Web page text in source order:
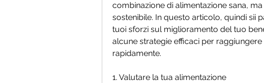
combinazione di alimentazione sana,
sostenibile. In questo articolo, quindi sii
tuoi sforzi sul miglioramento del tuo
alcune strategie efficaci per
rapidamente.
1. Valutare la tua alimentazione